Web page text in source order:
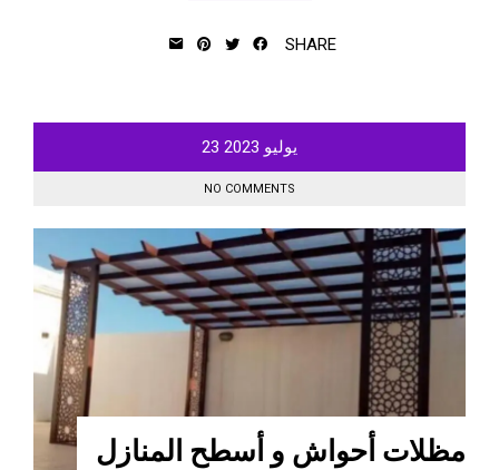
SHARE
يوليو 23 2023
NO COMMENTS
مظلات أحواش و أسطح المنازل